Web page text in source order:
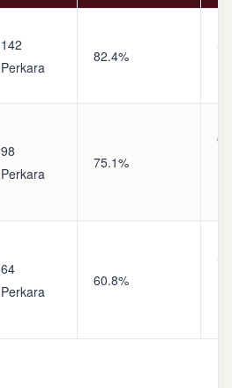
142
Perkara
82.4%
98
Perkara
75.1%
64
Perkara
60.8%